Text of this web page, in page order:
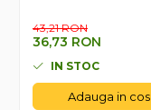
43,21 RON
36,73 RON
IN STOC
Adauga in cos